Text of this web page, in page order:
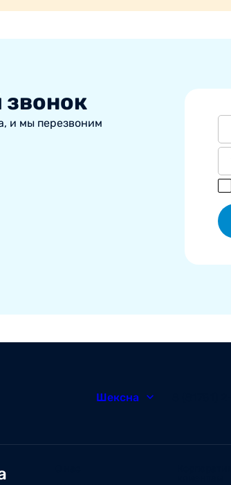
звонок
и мы перезвоним
Шексна